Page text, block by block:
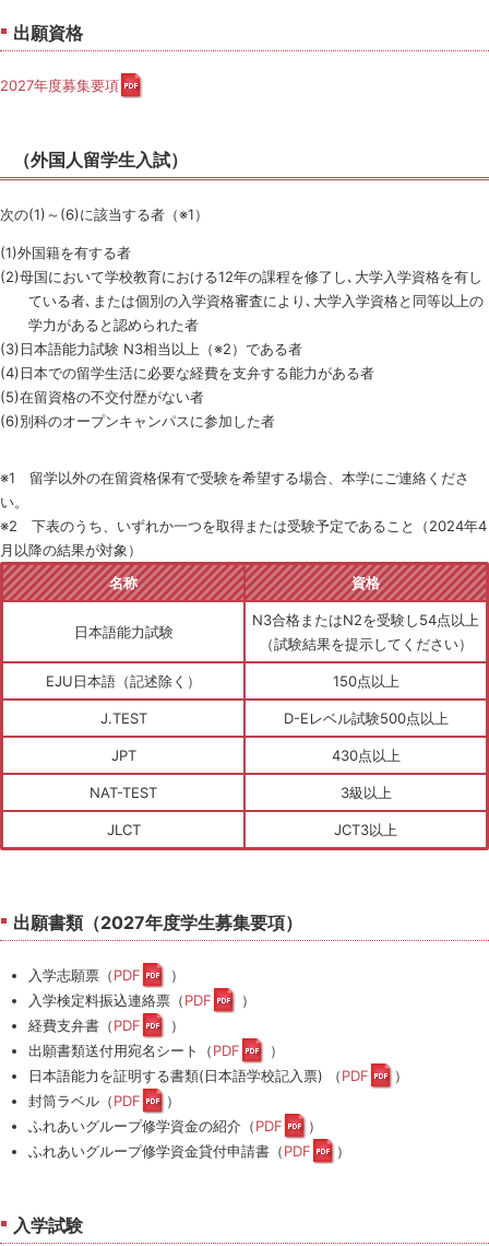
出願資格
2027年度募集要項
（外国人留学生入試）
次の(1)～(6)に該当する者（※1）
(1)外国籍を有する者
(2)母国において学校教育における12年の課程を修了し､大学入学資格を有し
ている者､または個別の入学資格審査により､大学入学資格と同等以上の
学力があると認められた者
(3)日本語能力試験 N3相当以上（※2）である者
(4)日本での留学生活に必要な経費を支弁する能力がある者
(5)在留資格の不交付歴がない者
(6)別科のオープンキャンパスに参加した者
※1 留学以外の在留資格保有で受験を希望する場合、本学にご連絡くださ
い。
※2 下表のうち、いずれか一つを取得または受験予定であること（2024年4
月以降の結果が対象）
名称
資格
日本語能力試験
N3合格またはN2を受験し54点以上
（試験結果を提示してください）
EJU日本語（記述除く） 150点以上
J.TEST D-Eレベル試験500点以上
JPT 430点以上
NAT-TEST 3級以上
JLCT JCT3以上
出願書類（2027年度学生募集要項）
入学志願票（PDF
）
入学検定料振込連絡票（PDF
）
経費支弁書（PDF
）
出願書類送付用宛名シート（PDF
）
日本語能力を証明する書類(日本語学校記入票) （PDF
）
封筒ラベル（PDF
）
ふれあいグループ修学資金の紹介（PDF
）
ふれあいグループ修学資金貸付申請書（PDF ）
入学試験